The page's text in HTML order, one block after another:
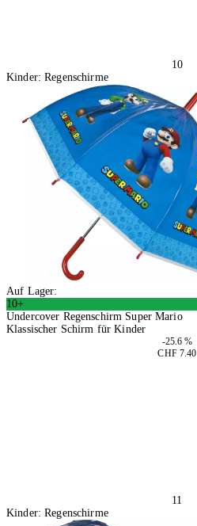
10
Kinder: Regenschirme
Auf Lager:
10+
Undercover Regenschirm Super Mario
Klassischer Schirm für Kinder
-25.6 %
CHF 7.40
11
Kinder: Regenschirme